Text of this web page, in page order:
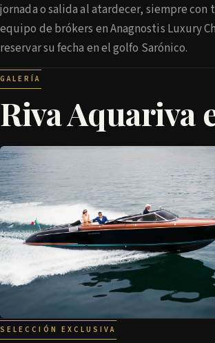
jornada o salida al atardecer, siempre
equipo de brókers en Anagnostis Luxury
reservar su fecha en el golfo Sarónico.
GALERÍA
Riva Aquariva
SELECCIÓN EXCLUSIVA